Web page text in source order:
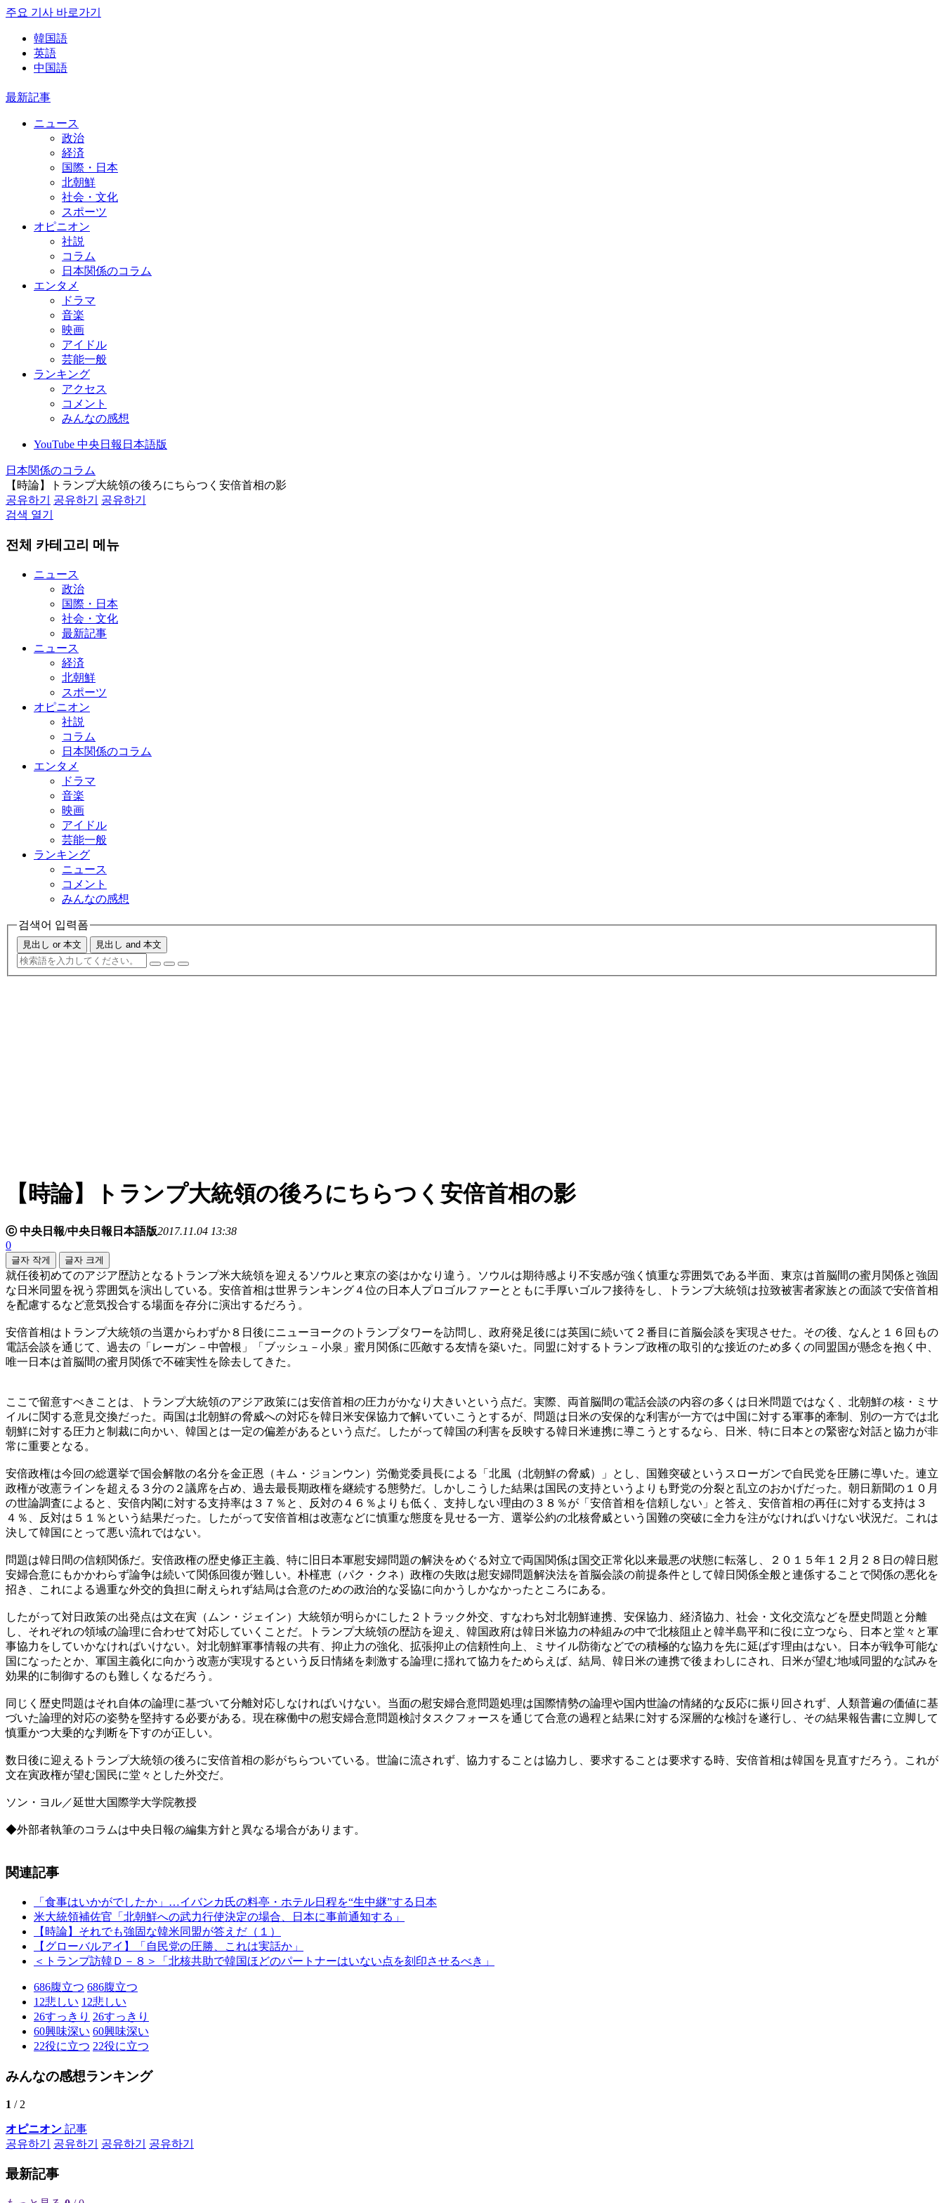
주요 기사 바로가기
韓国語
英語
中国語
最新記事
ニュース
政治
経済
国際・日本
北朝鮮
社会・文化
スポーツ
オピニオン
社説
コラム
日本関係のコラム
エンタメ
ドラマ
音楽
映画
アイドル
芸能一般
ランキング
アクセス
コメント
みんなの感想
YouTube 中央日報日本語版
日本関係のコラム
【時論】トランプ大統領の後ろにちらつく安倍首相の影
공유하기
공유하기
공유하기
검색 열기
전체 카테고리 메뉴
ニュース
政治
国際・日本
社会・文化
最新記事
ニュース
経済
北朝鮮
スポーツ
オピニオン
社説
コラム
日本関係のコラム
エンタメ
ドラマ
音楽
映画
アイドル
芸能一般
ランキング
ニュース
コメント
みんなの感想
검색어 입력폼
見出し or 本文 見出し and 本文
【時論】トランプ大統領の後ろにちらつく安倍首相の影
ⓒ 中央日報/中央日報日本語版2017.11.04 13:38
0
글자 작게 글자 크게
就任後初めてのアジア歴訪となるトランプ米大統領を迎えるソウルと東京の姿はかなり違う。ソウルは期待感より不安感が強く慎重な雰囲気である半面、東京は首脳間の蜜月関係と強固
な日米同盟を祝う雰囲気を演出している。安倍首相は世界ランキング４位の日本人プロゴルファーとともに手厚いゴルフ接待をし、トランプ大統領は拉致被害者家族との面談で安倍首相
を配慮するなど意気投合する場面を存分に演出するだろう。
安倍首相はトランプ大統領の当選からわずか８日後にニューヨークのトランプタワーを訪問し、政府発足後には英国に続いて２番目に首脳会談を実現させた。その後、なんと１６回もの
電話会談を通じて、過去の「レーガン－中曽根」「ブッシュ－小泉」蜜月関係に匹敵する友情を築いた。同盟に対するトランプ政権の取引的な接近のため多くの同盟国が懸念を抱く中、
唯一日本は首脳間の蜜月関係で不確実性を除去してきた。
ここで留意すべきことは、トランプ大統領のアジア政策には安倍首相の圧力がかなり大きいという点だ。実際、両首脳間の電話会談の内容の多くは日米問題ではなく、北朝鮮の核・ミサ
イルに関する意見交換だった。両国は北朝鮮の脅威への対応を韓日米安保協力で解いていこうとするが、問題は日米の安保的な利害が一方では中国に対する軍事的牽制、別の一方では北
朝鮮に対する圧力と制裁に向かい、韓国とは一定の偏差があるという点だ。したがって韓国の利害を反映する韓日米連携に導こうとするなら、日米、特に日本との緊密な対話と協力が非
常に重要となる。
安倍政権は今回の総選挙で国会解散の名分を金正恩（キム・ジョンウン）労働党委員長による「北風（北朝鮮の脅威）」とし、国難突破というスローガンで自民党を圧勝に導いた。連立
政権が改憲ラインを超える３分の２議席を占め、過去最長期政権を継続する態勢だ。しかしこうした結果は国民の支持というよりも野党の分裂と乱立のおかげだった。朝日新聞の１０月
の世論調査によると、安倍内閣に対する支持率は３７％と、反対の４６％よりも低く、支持しない理由の３８％が「安倍首相を信頼しない」と答え、安倍首相の再任に対する支持は３
４％、反対は５１％という結果だった。したがって安倍首相は改憲などに慎重な態度を見せる一方、選挙公約の北核脅威という国難の突破に全力を注がなければいけない状況だ。これは
決して韓国にとって悪い流れではない。
問題は韓日間の信頼関係だ。安倍政権の歴史修正主義、特に旧日本軍慰安婦問題の解決をめぐる対立で両国関係は国交正常化以来最悪の状態に転落し、２０１５年１２月２８日の韓日慰
安婦合意にもかかわらず論争は続いて関係回復が難しい。朴槿恵（パク・クネ）政権の失敗は慰安婦問題解決法を首脳会談の前提条件として韓日関係全般と連係することで関係の悪化を
招き、これによる過重な外交的負担に耐えられず結局は合意のための政治的な妥協に向かうしかなかったところにある。
したがって対日政策の出発点は文在寅（ムン・ジェイン）大統領が明らかにした２トラック外交、すなわち対北朝鮮連携、安保協力、経済協力、社会・文化交流などを歴史問題と分離
し、それぞれの領域の論理に合わせて対応していくことだ。トランプ大統領の歴訪を迎え、韓国政府は韓日米協力の枠組みの中で北核阻止と韓半島平和に役に立つなら、日本と堂々と軍
事協力をしていかなければいけない。対北朝鮮軍事情報の共有、抑止力の強化、拡張抑止の信頼性向上、ミサイル防衛などでの積極的な協力を先に延ばす理由はない。日本が戦争可能な
国になったとか、軍国主義化に向かう改憲が実現するという反日情緒を刺激する論理に揺れて協力をためらえば、結局、韓日米の連携で後まわしにされ、日米が望む地域同盟的な試みを
効果的に制御するのも難しくなるだろう。
同じく歴史問題はそれ自体の論理に基づいて分離対応しなければいけない。当面の慰安婦合意問題処理は国際情勢の論理や国内世論の情緒的な反応に振り回されず、人類普遍の価値に基
づいた論理的対応の姿勢を堅持する必要がある。現在稼働中の慰安婦合意問題検討タスクフォースを通じて合意の過程と結果に対する深層的な検討を遂行し、その結果報告書に立脚して
慎重かつ大乗的な判断を下すのが正しい。
数日後に迎えるトランプ大統領の後ろに安倍首相の影がちらついている。世論に流されず、協力することは協力し、要求することは要求する時、安倍首相は韓国を見直すだろう。これが
文在寅政権が望む国民に堂々とした外交だ。
ソン・ヨル／延世大国際学大学院教授
◆外部者執筆のコラムは中央日報の編集方針と異なる場合があります。
関連記事
「食事はいかがでしたか」…イバンカ氏の料亭・ホテル日程を“生中継”する日本
米大統領補佐官「北朝鮮への武力行使決定の場合、日本に事前通知する」
【時論】それでも強固な韓米同盟が答えだ（１）
【グローバルアイ】「自民党の圧勝、これは実話か」
＜トランプ訪韓Ｄ－８＞「北核共助で韓国ほどのパートナーはいない点を刻印させるべき」
686腹立つ 686腹立つ
12悲しい 12悲しい
26すっきり 26すっきり
60興味深い 60興味深い
22役に立つ 22役に立つ
みんなの感想ランキング
1 / 2
オピニオン 記事
공유하기
공유하기 공유하기 공유하기
最新記事